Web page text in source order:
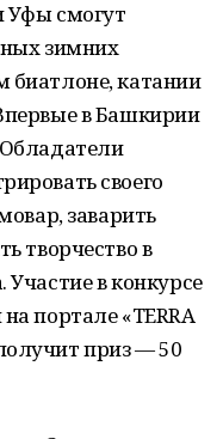
Уфы смогут
зимних
катании
в Башкирии
своего
заварить
творчество в
в конкурсе
портале «TERRA
приз — 50